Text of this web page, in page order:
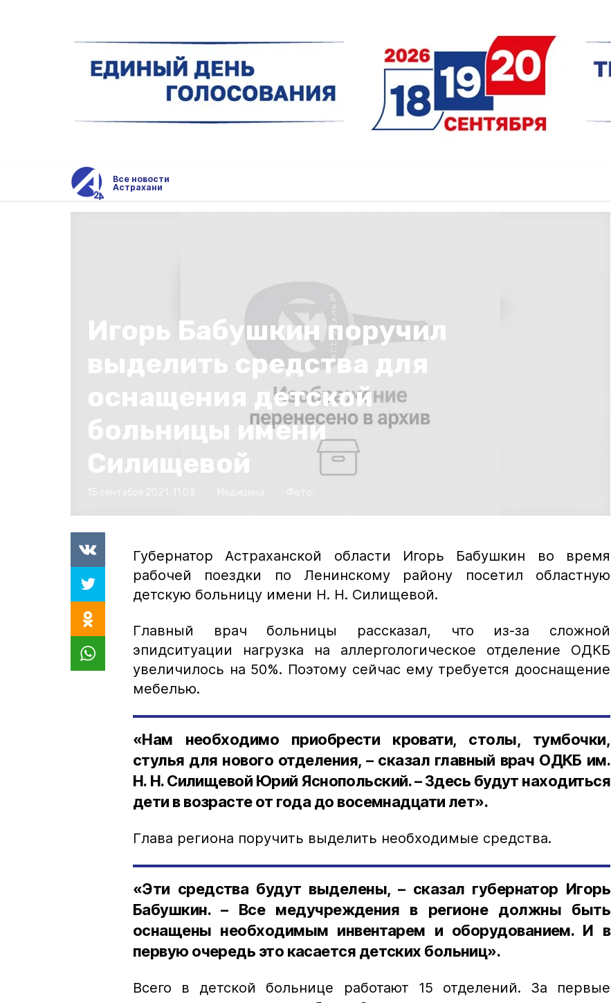
Все новости
Астрахани
Игорь Бабушкин поручил
выделить средства для
оснащения детской
больницы имени
Силищевой
Губернатор Астраханской области Игорь Бабушкин во время
рабочей поездки по Ленинскому району посетил областную
детскую больницу имени Н. Н. Силищевой.
Главный врач больницы рассказал, что из-за сложной
эпидситуации нагрузка на аллергологическое отделение ОДКБ
увеличилось на 50%. Поэтому сейчас ему требуется дооснащение
мебелью.
«Нам необходимо приобрести кровати, столы, тумбочки,
стулья для нового отделения, – сказал главный врач ОДКБ им.
Н. Н. Силищевой Юрий Яснопольский. – Здесь будут находиться
дети в возрасте от года до восемнадцати лет».
Глава региона поручить выделить необходимые средства.
«Эти средства будут выделены, – сказал губернатор Игорь
Бабушкин. – Все медучреждения в регионе должны быть
оснащены необходимым инвентарем и оборудованием. И в
первую очередь это касается детских больниц».
Всего в детской больнице работают 15 отделений. За первые